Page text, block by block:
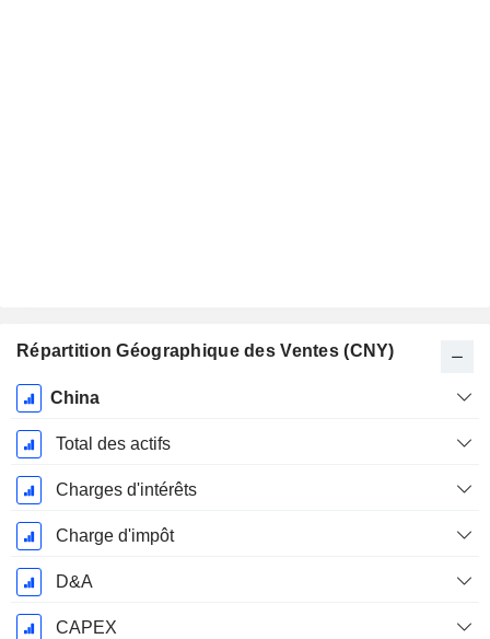
Répartition Géographique des Ventes (CNY)
Période
Fiscale:
Décembre
China
Total des actifs
Charges d'intérêts
Charge d'impôt
D&A
CAPEX